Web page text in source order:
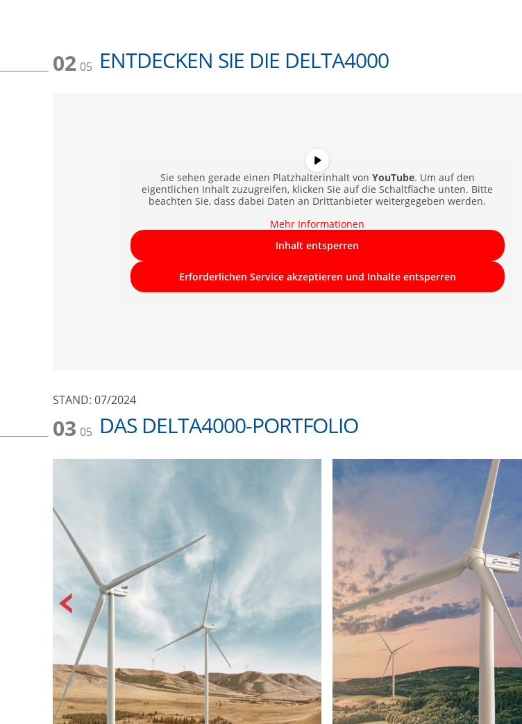
02 05 ENTDECKEN SIE DIE DELTA4000
Sie sehen gerade einen Platzhalterinhalt von YouTube. Um auf den
eigentlichen Inhalt zuzugreifen, klicken Sie auf die Schaltfläche unten. Bitte
beachten Sie, dass dabei Daten an Drittanbieter weitergegeben werden.
Mehr Informationen
Inhalt entsperren
Erforderlichen Service akzeptieren und Inhalte entsperren
STAND: 07/2024
03 05 DAS DELTA4000-PORTFOLIO